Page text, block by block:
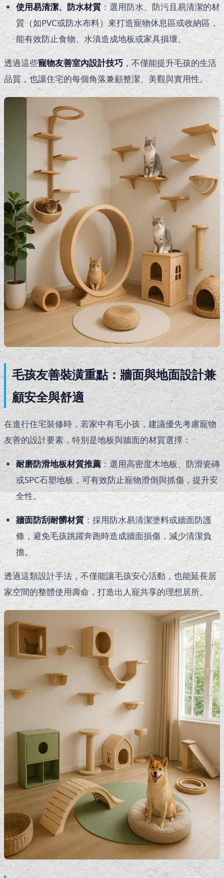
使用易清潔、防水材質：選用防水、防污且易清潔的材
質（如PVC或防水布料）來打造寵物休息區或收納區，
能有效防止食物、水漬造成地板或家具損壞。
透過這些寵物友善室內設計技巧 ，不僅能提升毛孩的生活
品質，也讓住宅的每個角落兼顧整潔、美觀與實用性。
毛孩友善裝潢重點：牆面與地面設計兼
顧安全與舒適
在進行住宅裝修時，若家中有毛小孩，建議優先考慮寵物
友善的設計要素，特別是地板與牆面的材質選擇：
耐磨防滑地板材質推薦 ：選用高密度木地板、防滑瓷磚
或SPC石塑地板，可有效防止寵物滑倒與抓傷，提升安
全性。
牆面防刮耐髒材質：採用防水易清潔塗料或牆面防護
條，避免毛孩跳躍奔跑時造成牆面損傷，減少清潔負
擔。
透過這類設計手法，不僅能讓毛孩安心活動，也能延長居
家空間的整體使用壽命，打造出人寵共享的理想居所。